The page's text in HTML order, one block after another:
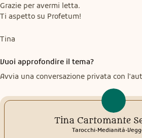
Grazie per avermi letta.
Ti aspetto su Profetum!
Tina
Vuoi approfondire il tema?
Avvia una conversazione privata con
Tina Cartomante
Tarocchi.Medianità.